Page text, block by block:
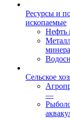
Ресурсы и
ископаемые
Нефть
Сельское
—